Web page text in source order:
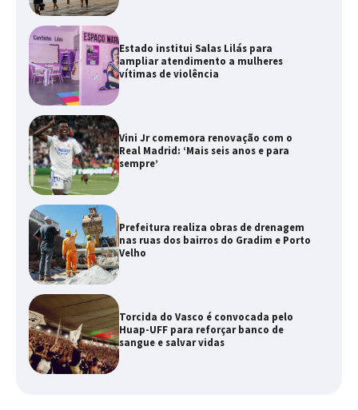
Estado institui Salas Lilás para
ampliar atendimento a mulheres
vítimas de violência
Vini Jr comemora renovação com o
Real Madrid: ‘Mais seis anos e para
sempre’
Prefeitura realiza obras de drenagem
nas ruas dos bairros do Gradim e Porto
Velho
Torcida do Vasco é convocada pelo
Huap-UFF para reforçar banco de
sangue e salvar vidas